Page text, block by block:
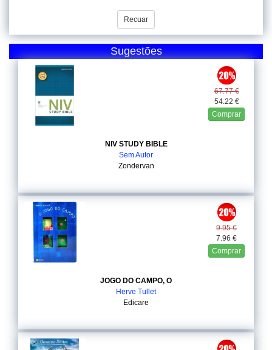
Recuar
Sugestões
67.77 €
54.22 €
Comprar
NIV STUDY BIBLE
Sem Autor
Zondervan
9.95 €
7.96 €
Comprar
JOGO DO CAMPO, O
Herve Tullet
Edicare